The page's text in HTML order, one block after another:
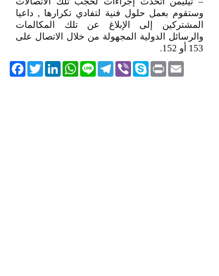
وستقوم بعمل حلول فنية لتفادي تكرارها , داعيا
المشتركين إلى الإبلاغ عن تلك المكالمات
والرسائل الدولية المجهولة من خلال الاتصال على
153 أو 152.
TwitterLinkedIn
WhatsApp Line
Telegram ViberSkype PrintEmail